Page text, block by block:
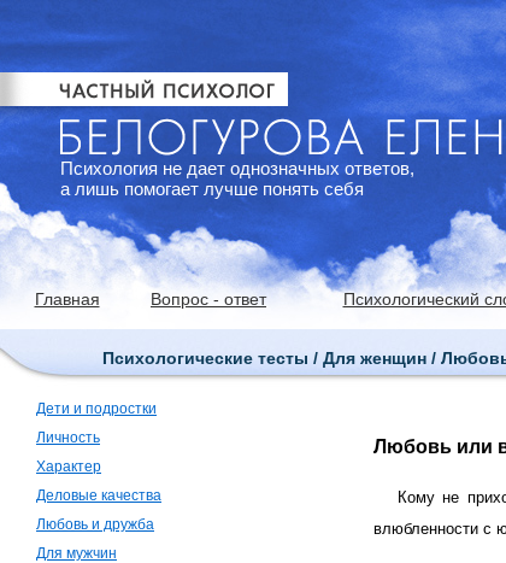
Психология не дает однозначных ответов,
а лишь помогает лучше понять себя
Главная Вопрос - ответ Психологический
Психологические тесты / Для женщин /
Дети и подростки
Личность
Характер
Деловые качества
Любовь и дружба
Для мужчин
Любовь или
Кому не
влюбленности с